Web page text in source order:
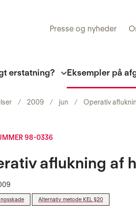
Presse og nyheder
erstatning? Eksempler på
2009 jun Operativ
98-0336
aflukning af
Alternativ metode KEL §20